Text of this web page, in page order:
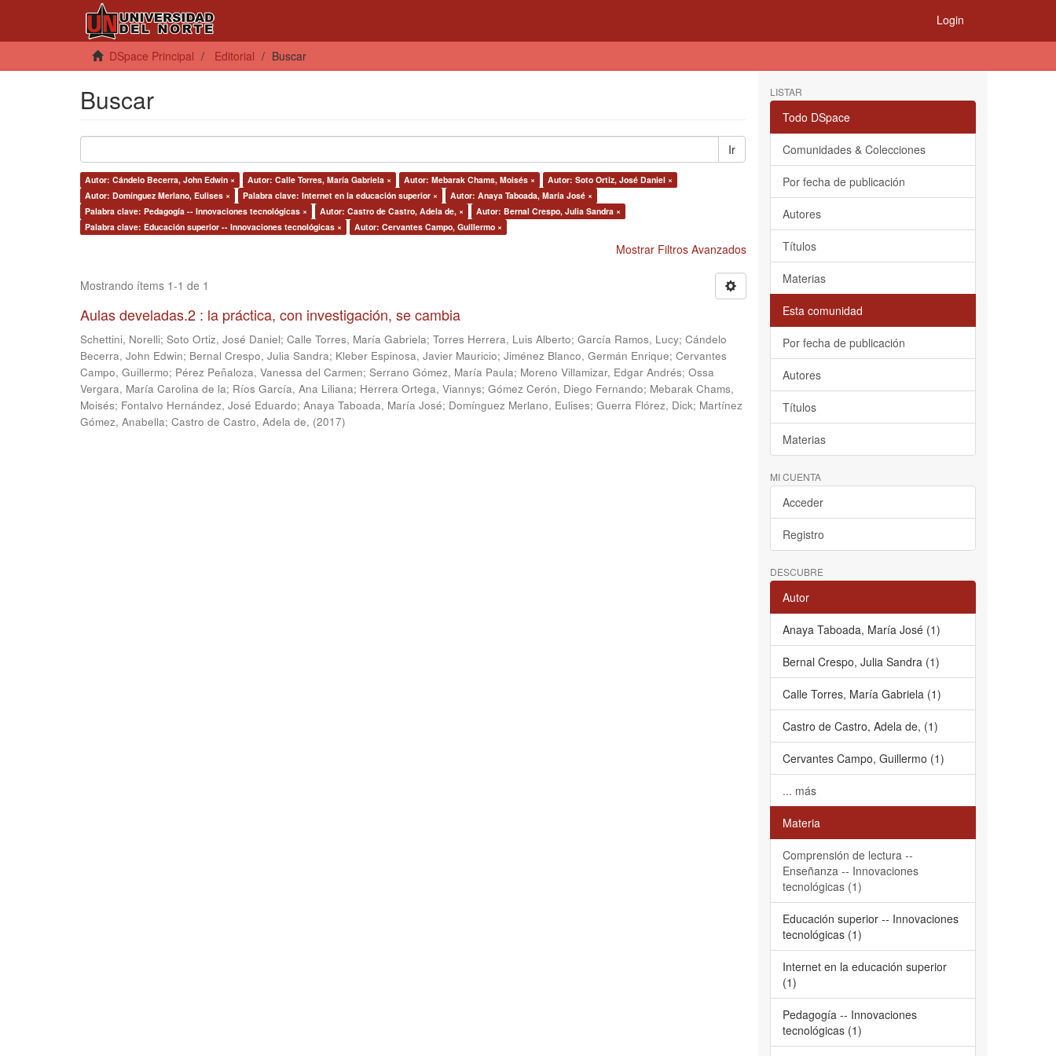
Login
DSpace Principal Editorial Buscar
Buscar
Ir
Autor: Cándelo Becerra, John Edwin × Autor: Calle Torres, María Gabriela × Autor: Mebarak Chams, Moisés ×
Autor: Soto Ortiz, José Daniel ×
Autor: Domínguez Merlano, Eulises ×
Palabra clave: Internet en la educación superior ×
Autor: Anaya Taboada, María José ×
Palabra clave: Pedagogía -- Innovaciones tecnológicas ×
Autor: Castro de Castro, Adela de, ×
Autor: Bernal Crespo, Julia Sandra ×
Palabra clave: Educación superior -- Innovaciones tecnológicas ×
Autor: Cervantes Campo, Guillermo ×
Mostrar Filtros Avanzados
Mostrando ítems 1-1 de 1
Aulas develadas.2 : la práctica, con investigación, se cambia
Schettini, Norelli; Soto Ortiz, José Daniel; Calle Torres, María Gabriela; Torres Herrera, Luis Alberto; García Ramos, Lucy; Cándelo
Becerra, John Edwin; Bernal Crespo, Julia Sandra; Kleber Espinosa, Javier Mauricio; Jiménez Blanco, Germán Enrique; Cervantes
Campo, Guillermo; Pérez Peñaloza, Vanessa del Carmen; Serrano Gómez, María Paula; Moreno Villamizar, Edgar Andrés; Ossa
Vergara, María Carolina de la; Ríos García, Ana Liliana; Herrera Ortega, Viannys; Gómez Cerón, Diego Fernando; Mebarak Chams,
Moisés; Fontalvo Hernández, José Eduardo; Anaya Taboada, María José; Domínguez Merlano, Eulises; Guerra Flórez, Dick; Martínez
Gómez, Anabella; Castro de Castro, Adela de, (2017)
LISTAR
Todo DSpace
Comunidades & Colecciones
Por fecha de publicación
Autores
Títulos
Materias
Esta comunidad
Por fecha de publicación
Autores
Títulos
Materias
MI CUENTA
Acceder
Registro
DESCUBRE
Autor
Anaya Taboada, María José (1)
Bernal Crespo, Julia Sandra (1)
Calle Torres, María Gabriela (1)
Castro de Castro, Adela de, (1)
Cervantes Campo, Guillermo (1)
... más
Materia
Comprensión de lectura --
Enseñanza -- Innovaciones
tecnológicas (1)
Educación superior -- Innovaciones
tecnológicas (1)
Internet en la educación superior
(1)
Pedagogía -- Innovaciones
tecnológicas (1)